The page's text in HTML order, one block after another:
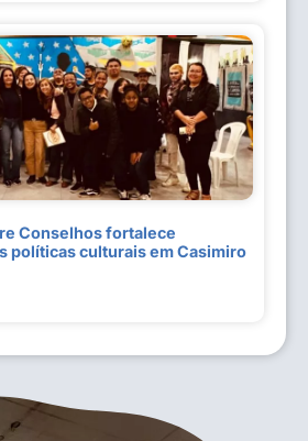
Conselhos fortalece
políticas culturais em Casimiro